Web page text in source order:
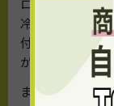
ロッカー型自販
冷蔵機能がない
付きの販売機を
があります。
また、衛生管理